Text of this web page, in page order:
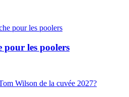
pour les poolers